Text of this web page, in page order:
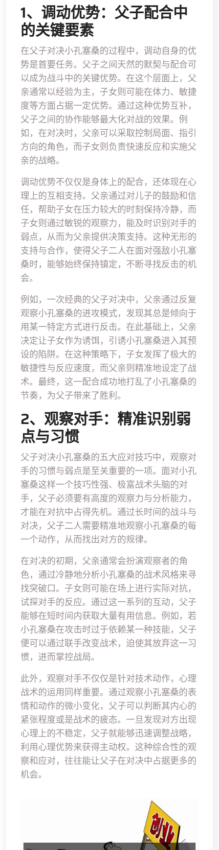
1、调动优势：父子配合中
的关键要素
在父子对决小孔塞桑的过程中，调动自身的优
势是首要任务。父子之间天然的默契与配合可
以成为战斗中的关键优势。在这个层面上，父
亲通常以经验为主，子女则可能在体力、敏捷
度等方面占据一定优势。通过这种优势互补，
父子之间的协作能够最大化对战的效果。例
如，在对决时，父亲可以采取控制局面、指引
方向的角色，而子女则负责快速反应和实施父
亲的战略。
调动优势不仅仅是身体上的配合，还体现在心
理上的互相支持。父亲通过对儿子的鼓励和信
任，帮助子女在压力较大的时刻保持冷静，而
子女则通过敏锐的观察力，能及时识别对手的
弱点，从而为父亲提供决策支持。这种无形的
支持与合作，使得父子二人在面对强敌小孔塞
桑时，能够始终保持镇定，不断寻找反击的机
会。
例如，一次经典的父子对决中，父亲通过反复
观察小孔塞桑的进攻模式，发现其总是倾向于
用某一特定方式进行反击。在此基础上，父亲
决定让子女作为诱饵，引诱小孔塞桑进入其预
设的陷阱。在这种策略下，子女发挥了极大的
敏捷性与反应速度，而父亲则精准地设定了战
术。最终，这一配合成功地打乱了小孔塞桑的
节奏，为父子带来了胜利。
2、观察对手：精准识别弱
点与习惯
父子对决小孔塞桑的五大应对技巧中，观察对
手的习惯与弱点是至关重要的一项。面对小孔
塞桑这样一个技巧性强、极富战术头脑的对
手，父子必须要有高度的观察力与分析能力，
才能在对抗中占得先机。通过长时间的战斗与
对决，父子二人需要精准地观察小孔塞桑的每
一个动作，从而找出对方的规律。
在对决的初期，父亲通常会扮演观察者的角
色，通过冷静地分析小孔塞桑的战术风格来寻
找突破口。子女则可能在场上进行实际对抗，
试探对手的反应。通过这一系列的互动，父子
能够在短时间内获取大量有用信息。例如，若
小孔塞桑在攻击时过于依赖某一种技能，父子
便可以通过联手改变战术，迫使其放弃这一习
惯，进而掌控战局。
此外，观察对手不仅仅是针对技术动作，心理
战术的运用同样重要。通过观察小孔塞桑的表
情和动作的微小变化，父子可以判断其内心的
紧张程度或是战术的疲态。一旦发现对方出现
心理上的不稳定，父子就能够迅速调整战略，
利用心理优势来获得主动权。这种综合性的观
察和应对，往往能让父子在对决中占据更多的
机会。